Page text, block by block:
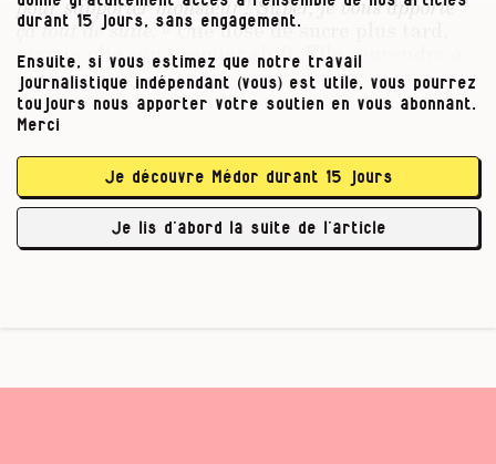
pour supporter monsieur ! Super, je vous apporte
ça tout de suite. »Une dose de sucre plus tard,
mamie plie son premier shift. Elle reprendra à
18 h, minimum 55 couverts pour 46 € le service
du soir.
patiente dans le jardin entourée de ses
collègues. Une famille horeca qui se serre les
coudes, dont elle est l’aînée et l’unique femme
employée. Mamie est chic, …
durant 15 jours, sans engagement.
Ensuite, si vous estimez que notre travail
journalistique indépendant (vous) est utile, vous pourrez
toujours nous apporter votre soutien en vous abonnant.
Merci
Je découvre Médor durant 15 jours
Je lis d’abord la suite de l’article